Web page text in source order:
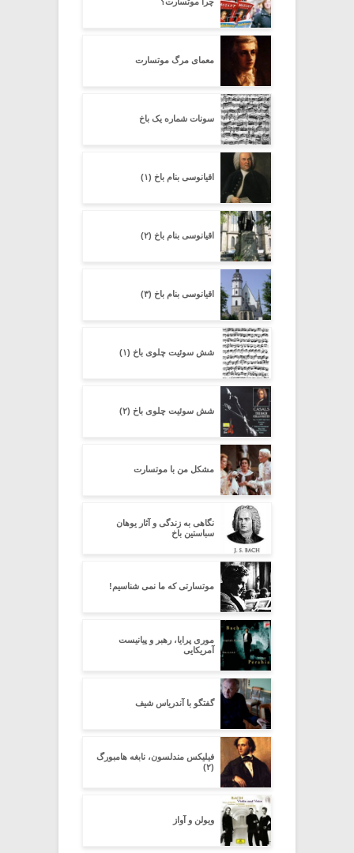
معمای مرگ موتسارت
سونات شماره یک باخ
اقیانوسی بنام باخ (۱)
اقیانوسی بنام باخ (۲)
اقیانوسی بنام باخ (۳)
شش سوئیت چلوی باخ (۱)
شش سوئیت چلوی باخ (۲)
مشکل من با موتسارت
نگاهى به زندگى و آثار یوهان
سباستین باخ
موتسارتى که ما نمى شناسیم!
موری پرایا، رهبر و پیانیست
آمریکایی
گفتگو با آندریاس شیف
فیلیکس مندلسون، نابغه هامبورگ
(۲)
ویولن و آواز